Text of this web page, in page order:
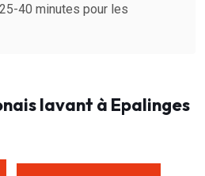
40 minutes pour les
lavant à Epalinges